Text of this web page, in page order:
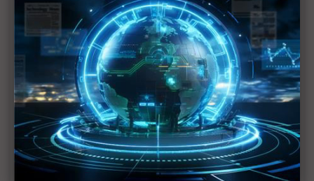
中資背景也能過關 Volvo獲白宮豁免可繼續在美賣
車
裕隆國產、外銷同步並進 嚴陳莉蓮：AI賦能強化核
心競爭力與轉型
茂林加速東南亞布局 越南新廠2Q量產、泰國建廠規
畫隨後上
川普關稅再退款206億美元 CBP同步修正兩週前烏
龍數字